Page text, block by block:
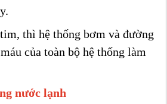
thì hệ thống bơm và đường
của toàn bộ hệ thống làm
nước lạnh